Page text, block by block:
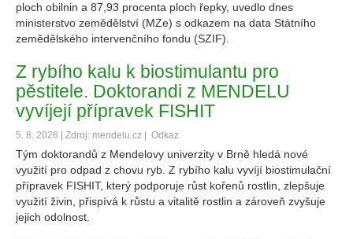
ploch obilnin a 87,93 procenta ploch řepky, uvedlo dnes
ministerstvo zemědělství (MZe) s odkazem na data Státního
zemědělského intervenčního fondu (SZIF).
Z rybího kalu k biostimulantu pro
pěstitele. Doktorandi z MENDELU
vyvíjejí přípravek FISHIT
5. 8. 2026 | Zdroj: mendelu.cz | Odkaz
Tým doktorandů z Mendelovy univerzity v Brně hledá nové
využití pro odpad z chovu ryb. Z rybího kalu vyvíjí biostimulační
přípravek FISHIT, který podporuje růst kořenů rostlin, zlepšuje
využití živin, přispívá k růstu a vitalitě rostlin a zároveň zvyšuje
jejich odolnost.